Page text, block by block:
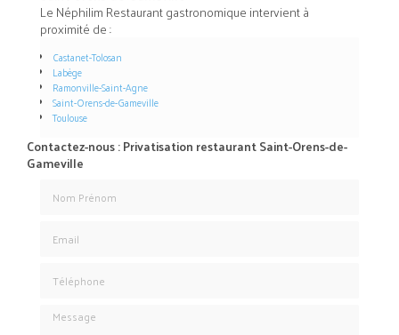
Le Néphilim Restaurant gastronomique intervient à
proximité de :
Castanet-Tolosan
Labège
Ramonville-Saint-Agne
Saint-Orens-de-Gameville
Toulouse
Contactez-nous : Privatisation restaurant Saint-Orens-de-
Gameville
Message